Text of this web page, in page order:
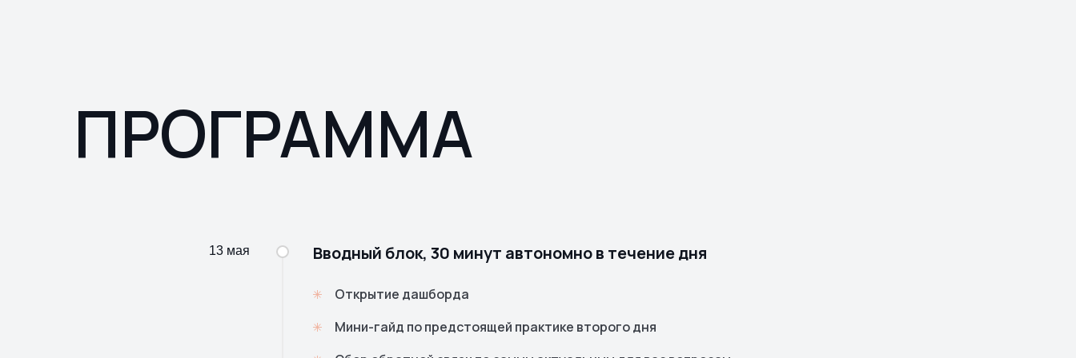
ПРОГРАММА
13 мая Вводный блок, 30 минут автономно в течение дня
Открытие дашборда
Мини-гайд по предстоящей практике второго дня